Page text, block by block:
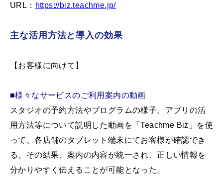
URL： https://biz.teachme.jp/
主な活用方法と導入の効果
【お客様に向けて】
■様々なサービスのご利用案内の動画
スタジオの予約方法やプログラムの様子、アプリの活
用方法等について説明した動画を「Teachme Biz」を使
って、各店舗のタブレット端末にてお客様が確認でき
る。その結果、案内の内容が統一され、正しい情報を
分かりやすく伝えることが可能となった。